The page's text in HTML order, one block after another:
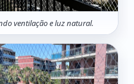
ventilação e luz natural.